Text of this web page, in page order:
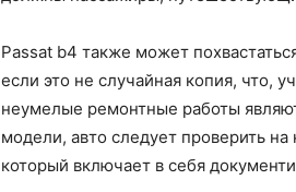
Passat b4 также может
если это не случайная копия, что,
неумелые ремонтные работы
модели, авто следует проверить
который включает в себя